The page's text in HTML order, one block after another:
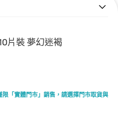
片裝 夢幻迷褐
「實體門市」銷售，請選擇門市取貨與